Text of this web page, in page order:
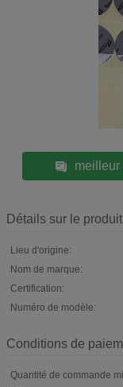
meilleur
Détails sur le produit
Lieu d'origine:
Nom de marque:
Certification:
Numéro de modèle:
Conditions de
Quantité de commande